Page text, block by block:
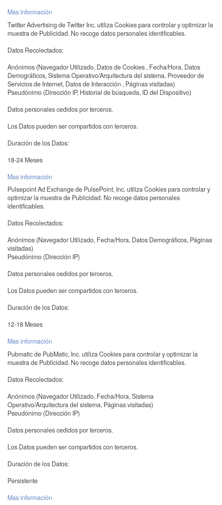
Mas información
Twitter Advertising de Twitter Inc. utiliza Cookies para controlar y optimizar la
muestra de Publicidad. No recoge datos personales identificables.
Datos Recolectados:
Anónimos (Navegador Utilizado, Datos de Cookies , Fecha/Hora, Datos
Demográficos, Sistema Operativo/Arquitectura del sistema, Proveedor de
Servicios de Internet, Datos de Interacción , Páginas visitadas)
Pseudónimo (Dirección IP, Historial de búsqueda, ID del Dispositivo)
Datos personales cedidos por terceros.
Los Datos pueden ser compartidos con terceros.
Duración de los Datos:
18-24 Meses
Mas información
Pulsepoint Ad Exchange de PulsePoint, Inc. utiliza Cookies para controlar y
optimizar la muestra de Publicidad. No recoge datos personales
identificables.
Datos Recolectados:
Anónimos (Navegador Utilizado, Fecha/Hora, Datos Demográficos, Páginas
visitadas)
Pseudónimo (Dirección IP)
Datos personales cedidos por terceros.
Los Datos pueden ser compartidos con terceros.
Duración de los Datos:
12-18 Meses
Mas información
Pubmatic de PubMatic, Inc. utiliza Cookies para controlar y optimizar la
muestra de Publicidad. No recoge datos personales identificables.
Datos Recolectados:
Anónimos (Navegador Utilizado, Fecha/Hora, Sistema
Operativo/Arquitectura del sistema, Páginas visitadas)
Pseudónimo (Dirección IP)
Datos personales cedidos por terceros.
Los Datos pueden ser compartidos con terceros.
Duración de los Datos:
Persistente
Mas información